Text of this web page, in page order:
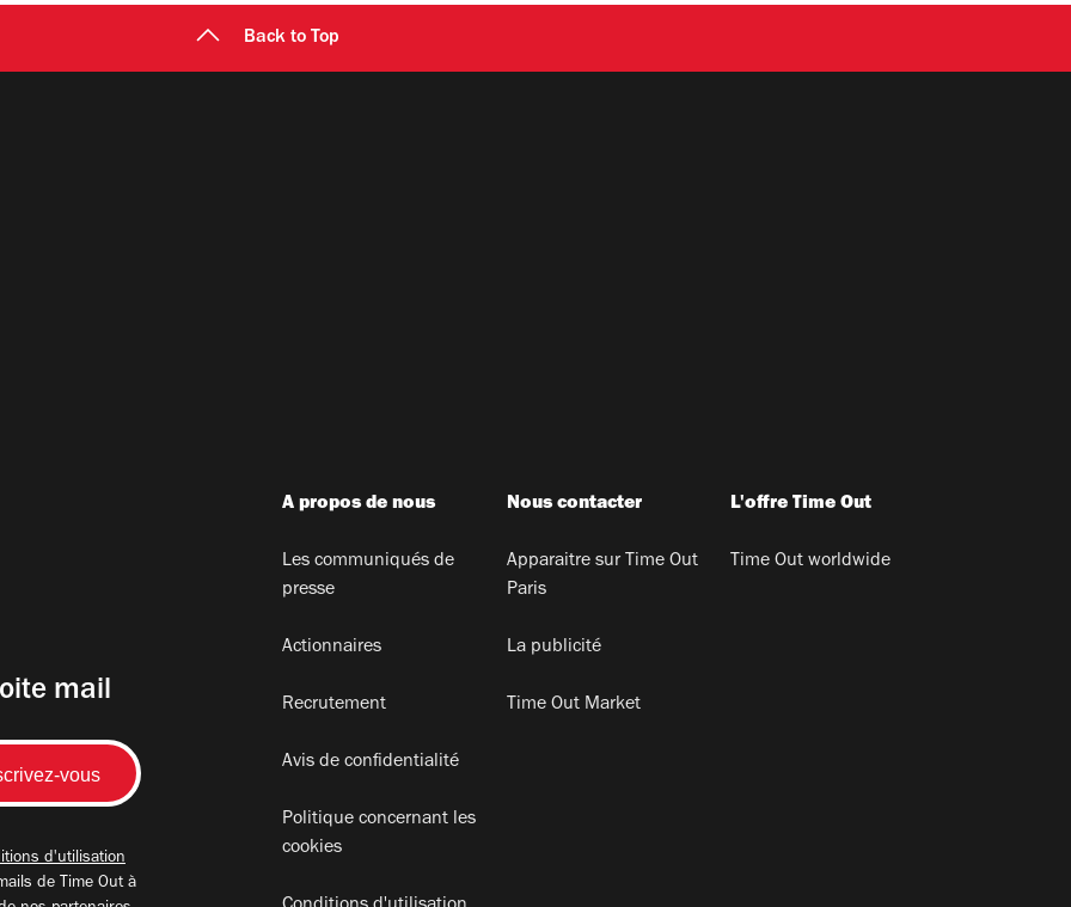
Back to Top
mail
d'utilisation
de Time Out à
A propos de nous
Les communiqués de
presse
Actionnaires
Recrutement
Avis de confidentialité
Politique concernant les
cookies
Nous contacter
Apparaitre sur Time Out
Paris
La publicité
Time Out Market
L'offre Time Out
Time Out worldwide